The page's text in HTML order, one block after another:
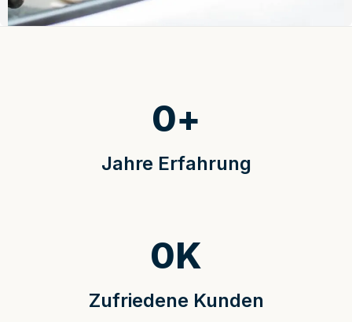
Jahre Erfahrung
0+
Zufriedene Kunden
0K